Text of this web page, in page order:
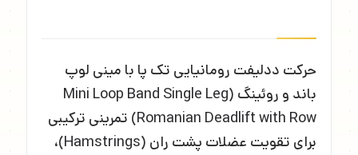
حرکت ددلیفت رومانیایی تک پا با مینی لوپ
باند و روئینگ (Mini Loop Band Single Leg
Romanian Deadlift with Row) تمرینی ترکیبی
برای تقویت عضلات پشت ران (Hamstrings)،